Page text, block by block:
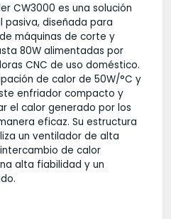
CW3000 es una solución
diseñada para
máquinas de corte y
80W alimentadas por
CNC de uso doméstico.
de calor de 50W/°C y
enfriador compacto y
el calor generado por los
eficaz. Su estructura
un ventilador de alta
de calor
alta fiabilidad y un